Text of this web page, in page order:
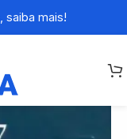
saiba mais!